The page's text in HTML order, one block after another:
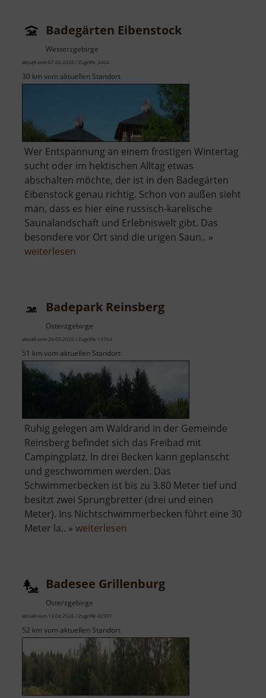
Badegärten Eibenstock
Westerzgebirge
aktuell vom 07.06.2026 / Zugriffe: 3404
30 km vom aktuellen Standort
Wer Entspannung an einem frostigen Wintertag
sucht oder im hektischen Alltag etwas
abschalten möchte, der ist in den Badegärten
Eibenstock genau richtig. Schon von außen sieht
man, dass es hier eine russisch-karelische
Saunalandschaft und Erlebniswelt gibt. Das
besondere vor Ort sind die urigen Saun.. »
weiterlesen
Badepark Reinsberg
Osterzgebirge
aktuell vom 26.05.2026 / Zugriffe: 14764
51 km vom aktuellen Standort
Ruhig gelegen am Waldrand in der Gemeinde
Reinsberg befindet sich das Freibad mit
Campingplatz. In drei Becken kann geplanscht
und geschwommen werden. Das
Schwimmerbecken ist bis zu 3.80 Meter tief und
besitzt zwei Sprungbretter (drei und einen
Meter). Ins Nichtschwimmerbecken führt eine 30
Meter la.. » weiterlesen
Badesee Grillenburg
Osterzgebirge
aktuell vom 13.04.2026 / Zugriffe: 42397
52 km vom aktuellen Standort